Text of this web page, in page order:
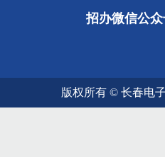
招办微信公
版权所有 © 长春电